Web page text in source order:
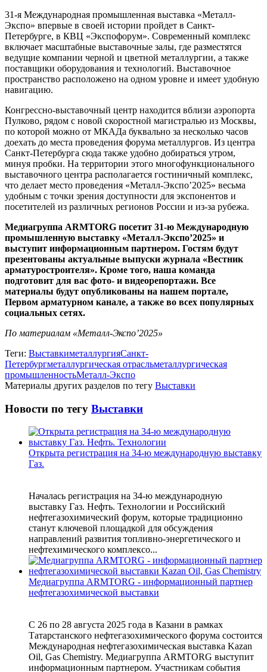
31-я Международная промышленная выставка «Металл-
Экспо» впервые в своей истории пройдет в Санкт-
Петербурге, в КВЦ «Экспофорум». Современный комплекс
включает масштабные выставочные залы, где разместятся
ведущие компании черной и цветной металлургии, а также
поставщики оборудования и технологий. Выставочное
пространство расположено на одном уровне и имеет удобную
навигацию.
Конгрессно-выставочный центр находится вблизи аэропорта
Пулково, рядом с новой скоростной магистралью из Москвы,
по которой можно от МКАДа буквально за несколько часов
доехать до места проведения форума металлургов. Из центра
Санкт-Петербурга сюда также удобно добираться утром,
минуя пробки. На территории этого многофункционального
выставочного центра располагается гостиничный комплекс,
что делает место проведения «Металл-Экспо’2025» весьма
удобным с точки зрения доступности для экспонентов и
посетителей из различных регионов России и из-за рубежа.
Медиагруппа ARMTORG посетит 31-ю Международную
промышленную выставку «Металл-Экспо’2025» и
выступит информационным партнером. Гостям будут
презентованы актуальные выпуски журнала «Вестник
арматуростроителя». Кроме того, наша команда
подготовит для вас фото- и видеорепортажи. Все
материалы будут опубликованы на нашем портале,
Первом арматурном канале, а также во всех популярных
социальных сетях.
По материалам «Металл-Экспо’2025»
Теги: ВыставкиметаллургияСанкт-
Петербургметаллургическая отрасльметаллургическая
промышленностьМеталл-Экспо
Материалы других разделов по тегу Выставки
Новости по тегу Выставки
Открыта регистрация на 34-ю международную выставку
Газ.
Началась регистрация на 34-ю международную
выставку Газ. Нефть. Технологии и Российский
нефтегазохимический форум, которые традиционно
станут ключевой площадкой для обсуждения
направлений развития топливно-энергетического и
нефтехимического комплексо...
Медиагруппа ARMTORG - информационный партнер
нефтегазохимической выставки
С 26 по 28 августа 2025 года в Казани в рамках
Татарстанского нефтегазохимического форума состоится
Международная нефтегазохимическая выставка Kazan
Oil, Gas Chemistry. Медиагруппа ARMTORG выступит
информационным партнером. Участникам события